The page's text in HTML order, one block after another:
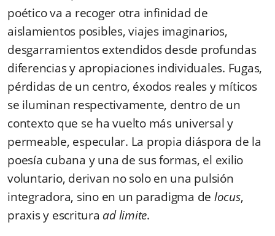
poético va a recoger otra infinidad de
aislamientos posibles, viajes imaginarios,
desgarramientos extendidos desde profundas
diferencias y apropiaciones individuales. Fugas,
pérdidas de un centro, éxodos reales y míticos
se iluminan respectivamente, dentro de un
contexto que se ha vuelto más universal y
permeable, especular. La propia diáspora de la
poesía cubana y una de sus formas, el exilio
voluntario, derivan no solo en una pulsión
integradora, sino en un paradigma de locus,
praxis y escritura ad limite.